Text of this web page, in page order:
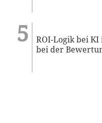
ROI-Logik bei
bei der